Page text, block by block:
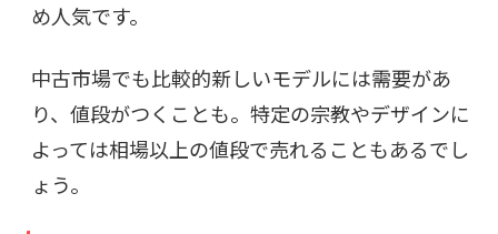
め人気です。
中古市場でも比較的新しいモデルには需要があ
り、値段がつくことも。 特定の宗教やデザインに
よっては相場以上の値段で売れることもあるでし
ょう。